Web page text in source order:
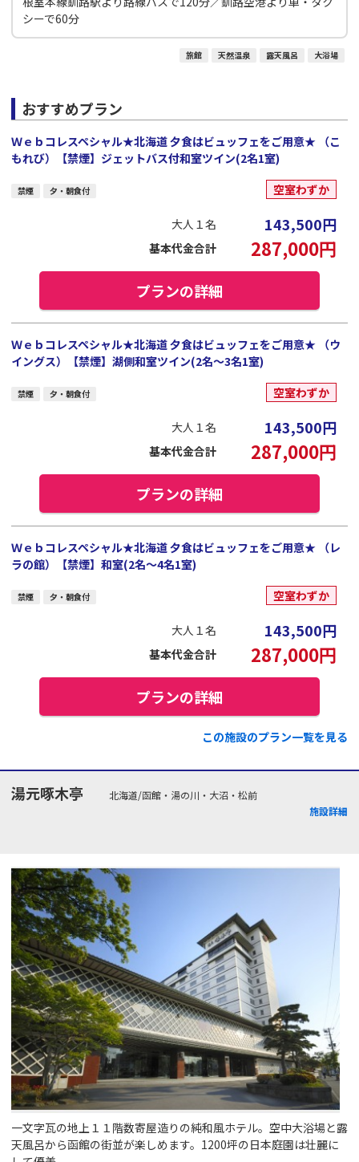
シーで60分
旅館 天然温泉 露天風呂 大浴場
おすすめプラン
Ｗｅｂコレスペシャル★北海道 夕食はビュッフェをご用意★ （こ
もれび）【禁煙】ジェットバス付和室ツイン(2名1室)
禁煙 夕・朝食付 空室わずか
大人１名 143,500円
基本代金合計 287,000円
プランの詳細
Ｗｅｂコレスペシャル★北海道 夕食はビュッフェをご用意★ （ウ
イングス）【禁煙】湖側和室ツイン(2名～3名1室)
禁煙 夕・朝食付 空室わずか
大人１名 143,500円
基本代金合計 287,000円
プランの詳細
Ｗｅｂコレスペシャル★北海道 夕食はビュッフェをご用意★ （レ
ラの館）【禁煙】和室(2名～4名1室)
禁煙 夕・朝食付 空室わずか
大人１名 143,500円
基本代金合計 287,000円
プランの詳細
この施設のプラン一覧を見る
湯元啄木亭
北海道/函館・湯の川・大沼・松前
施設詳細
一文字瓦の地上１１階数寄屋造りの純和風ホテル。空中大浴場と露
天風呂から函館の街並が楽しめます。1200坪の日本庭園は壮麗に